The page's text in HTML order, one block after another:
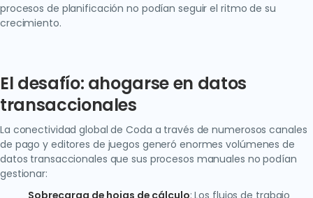
procesos de planificación no podían seguir el ritmo de su
crecimiento.
El desafío: ahogarse en datos
transaccionales
La conectividad global de Coda a través de numerosos canales
de pago y editores de juegos generó enormes volúmenes de
datos transaccionales que sus procesos manuales no podían
gestionar:
Sobrecarga de hojas de cálculo: Los flujos de trabajo